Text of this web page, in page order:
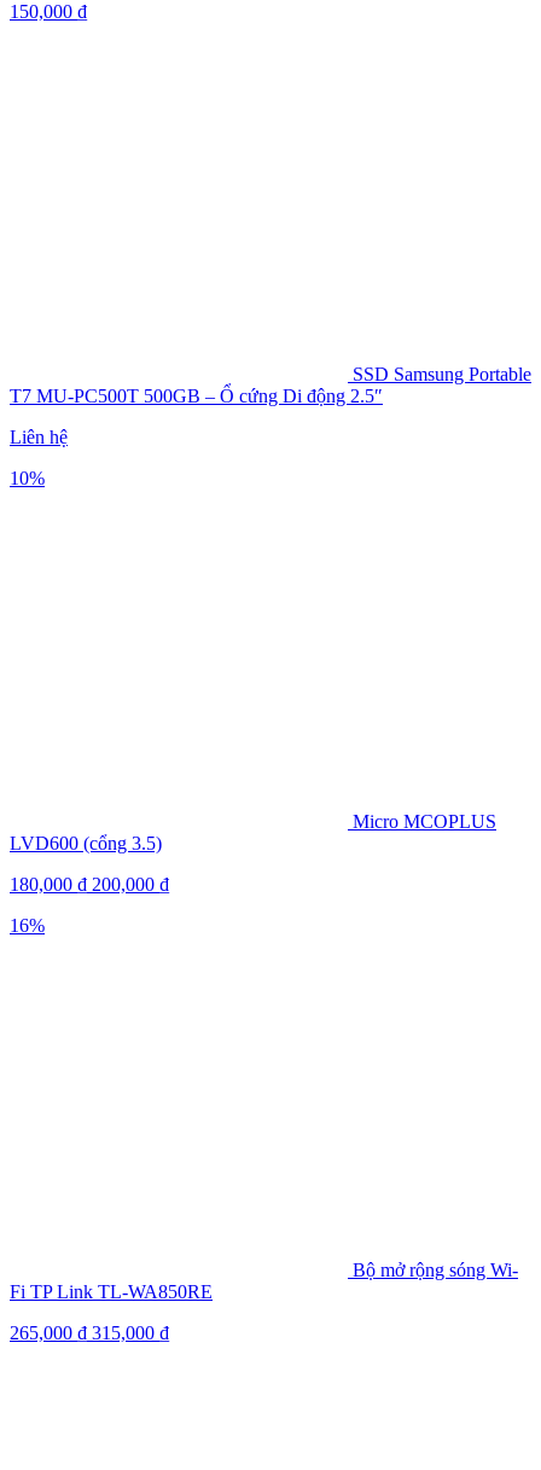
150,000 ₫
SSD Samsung Portable
T7 MU-PC500T 500GB – Ổ cứng Di động 2.5″
Liên hệ
10%
Micro MCOPLUS
LVD600 (cổng 3.5)
180,000 ₫ 200,000 ₫
16%
Bộ mở rộng sóng Wi-
Fi TP Link TL-WA850RE
265,000 ₫ 315,000 ₫